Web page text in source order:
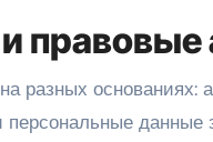
разных